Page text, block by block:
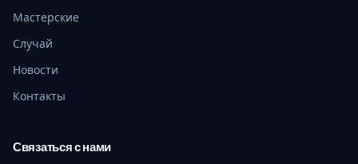
Мастерские
Случай
Новости
Контакты
Связаться с нами